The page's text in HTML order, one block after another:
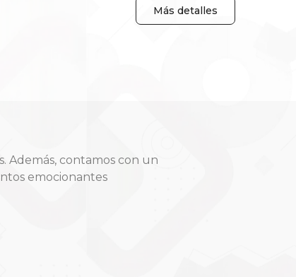
Más detalles
Además, contamos con un
emocionantes